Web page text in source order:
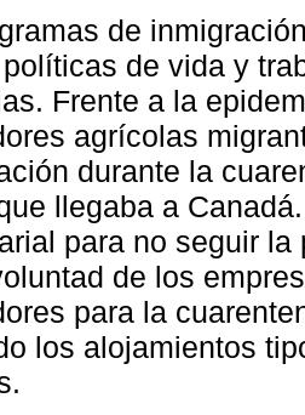
de
de vida y
Frente a la
agrícolas
durante la
llegaba a
para no seguir
de los
para la
los alojamientos